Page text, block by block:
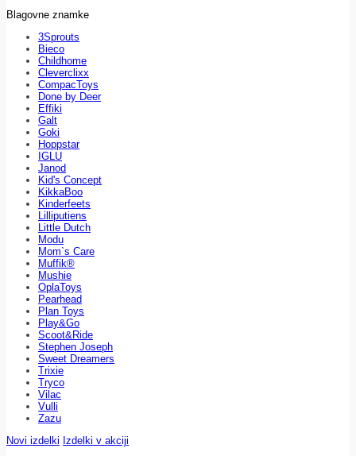
Blagovne znamke
3Sprouts
Bieco
Childhome
Cleverclixx
CompacToys
Done by Deer
Effiki
Galt
Goki
Hoppstar
IGLU
Janod
Kid's Concept
KikkaBoo
Kinderfeets
Lilliputiens
Little Dutch
Modu
Mom`s Care
Muffik®
Mushie
OplaToys
Pearhead
Plan Toys
Play&Go
Scoot&Ride
Stephen Joseph
Sweet Dreamers
Trixie
Tryco
Vilac
Vulli
Zazu
Novi izdelki Izdelki v akciji